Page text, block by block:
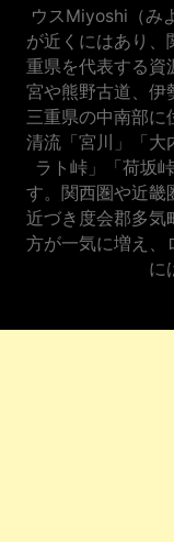
ウスMiyoshi（み
が近くにはあり、
重県を代表する資
宮や熊野古道、伊
三重県の中南部に
清流「宮川」「大
ラト峠」「荷坂
す。関西圏や近畿
近づき度会郡多気
方が一気に増え、
に